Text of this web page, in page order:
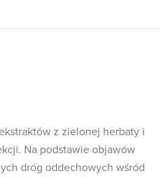
z zielonej herbaty i
Na podstawie objawów
dróg oddechowych wśród